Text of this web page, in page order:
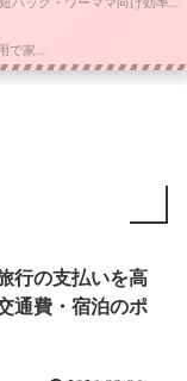
行の支払いを高
通費・宿泊のポ